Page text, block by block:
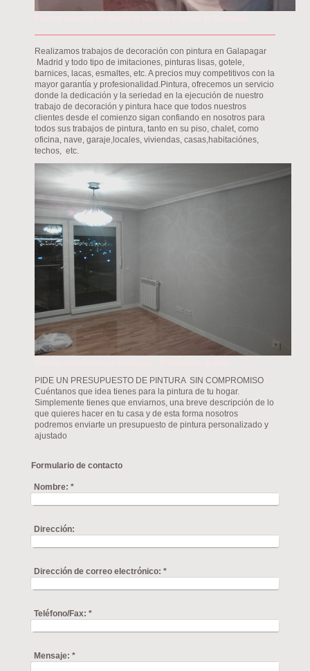
Realizamos trabajos de decoración con pintura en Galapagar
Madrid y todo tipo de imitaciones, pinturas lisas, gotele,
barnices, lacas, esmaltes, etc. A precios muy competitivos con la
mayor garantía y profesionalidad.Pintura, ofrecemos un servicio
donde la dedicación y la seriedad en la ejecución de nuestro
trabajo de decoración y pintura hace que todos nuestros
clientes desde el comienzo sigan confiando en nosotros para
todos sus trabajos de pintura, tanto en su piso, chalet, como
oficina, nave, garaje,locales, viviendas, casas,habitaciónes,
techos, etc.
PIDE UN PRESUPUESTO DE PINTURA SIN COMPROMISO
Cuéntanos que idea tienes para la pintura de tu hogar.
Simplemente tienes que enviarnos, una breve descripción de lo
que quieres hacer en tu casa y de esta forma nosotros
podremos enviarte un presupuesto de pintura personalizado y
ajustado
Formulario de contacto
Nombre: *
Dirección:
Dirección de correo electrónico: *
Teléfono/Fax: *
Mensaje: *